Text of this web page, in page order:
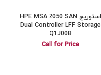
استوریج HPE MSA 2050 SAN
Dual Controller LFF Storage
Q1J00B
Call for Price